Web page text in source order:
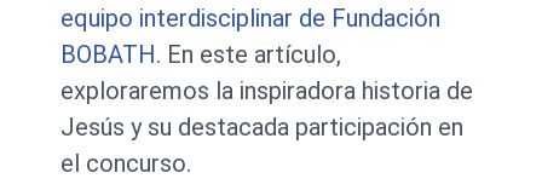
equipo interdisciplinar de Fundación
BOBATH. En este artículo,
exploraremos la inspiradora historia de
Jesús y su destacada participación en
el concurso.